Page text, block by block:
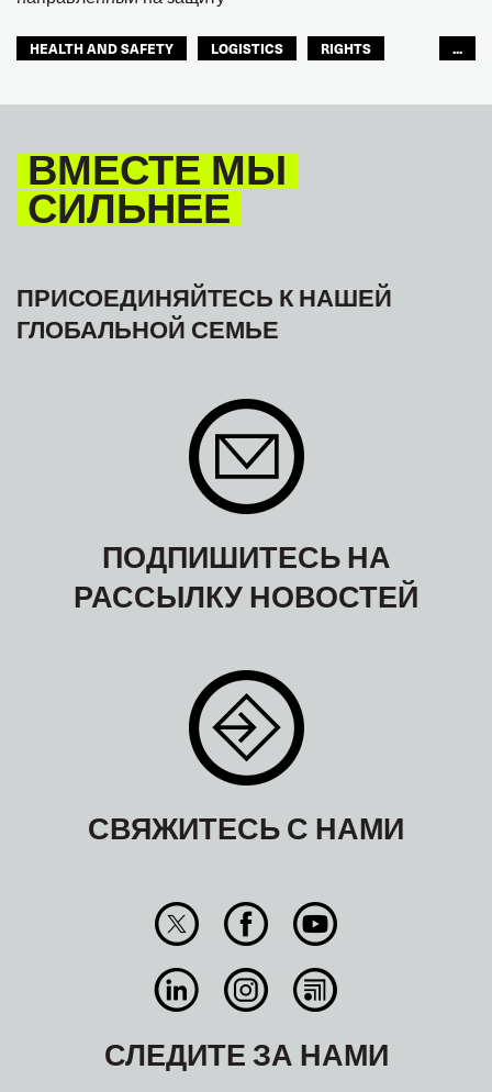
HEALTH AND SAFETY LOGISTICS
RIGHTS
...
ВМЕСТЕ МЫ
СИЛЬНЕЕ
ПРИСОЕДИНЯЙТЕСЬ К НАШЕЙ
ГЛОБАЛЬНОЙ СЕМЬЕ
ПОДПИШИТЕСЬ НА
РАССЫЛКУ НОВОСТЕЙ
СВЯЖИТЕСЬ С НАМИ
СЛЕДИТЕ ЗА НАМИ